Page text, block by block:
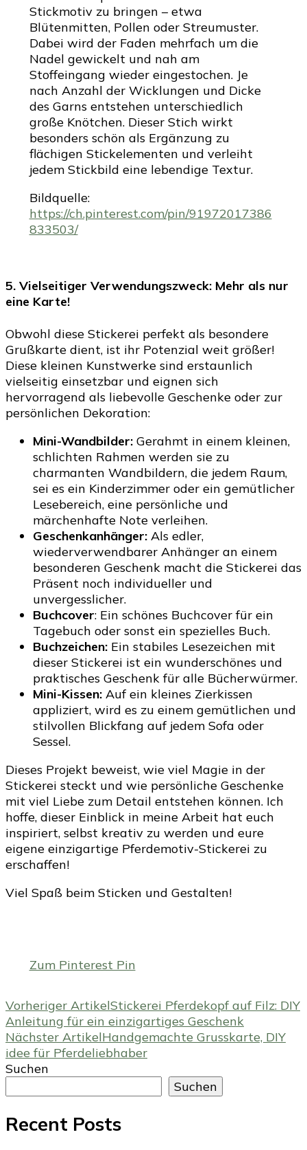
Stickmotiv zu bringen – etwa
Blütenmitten, Pollen oder Streumuster.
Dabei wird der Faden mehrfach um die
Nadel gewickelt und nah am
Stoffeingang wieder eingestochen. Je
nach Anzahl der Wicklungen und Dicke
des Garns entstehen unterschiedlich
große Knötchen. Dieser Stich wirkt
besonders schön als Ergänzung zu
flächigen Stickelementen und verleiht
jedem Stickbild eine lebendige Textur.
Bildquelle:
https://ch.pinterest.com/pin/91972017386
833503/
5. Vielseitiger Verwendungszweck: Mehr als nur
eine Karte!
Obwohl diese Stickerei perfekt als besondere
Grußkarte dient, ist ihr Potenzial weit größer!
Diese kleinen Kunstwerke sind erstaunlich
vielseitig einsetzbar und eignen sich
hervorragend als liebevolle Geschenke oder zur
persönlichen Dekoration:
Mini-Wandbilder: Gerahmt in einem kleinen,
schlichten Rahmen werden sie zu
charmanten Wandbildern, die jedem Raum,
sei es ein Kinderzimmer oder ein gemütlicher
Lesebereich, eine persönliche und
märchenhafte Note verleihen.
Geschenkanhänger: Als edler,
wiederverwendbarer Anhänger an einem
besonderen Geschenk macht die Stickerei das
Präsent noch individueller und
unvergesslicher.
Buchcover: Ein schönes Buchcover für ein
Tagebuch oder sonst ein spezielles Buch.
Buchzeichen: Ein stabiles Lesezeichen mit
dieser Stickerei ist ein wunderschönes und
praktisches Geschenk für alle Bücherwürmer.
Mini-Kissen: Auf ein kleines Zierkissen
appliziert, wird es zu einem gemütlichen und
stilvollen Blickfang auf jedem Sofa oder
Sessel.
Dieses Projekt beweist, wie viel Magie in der
Stickerei steckt und wie persönliche Geschenke
mit viel Liebe zum Detail entstehen können. Ich
hoffe, dieser Einblick in meine Arbeit hat euch
inspiriert, selbst kreativ zu werden und eure
eigene einzigartige Pferdemotiv-Stickerei zu
erschaffen!
Viel Spaß beim Sticken und Gestalten!
Zum Pinterest Pin
Beitragsnavigation
Vorheriger ArtikelStickerei Pferdekopf auf Filz: DIY
Anleitung für ein einzigartiges Geschenk
Nächster ArtikelHandgemachte Grusskarte, DIY
idee für Pferdeliebhaber
Suchen
Suchen
Recent Posts